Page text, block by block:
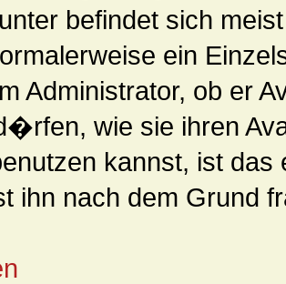
befindet sich
ein
Administrator, ob er
wie sie ihren
kannst, ist
ihn nach dem Grund